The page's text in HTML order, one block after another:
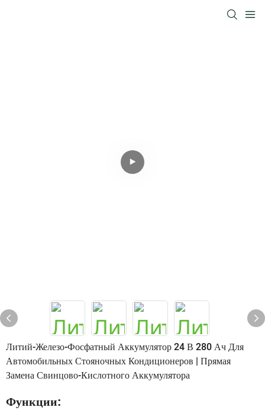
Литий-Железо-Фосфатный Аккумулятор 24 В 280 Ач Для
Автомобильных Стояночных Кондиционеров | Прямая
Замена Свинцово-Кислотного Аккумулятора
Функции: